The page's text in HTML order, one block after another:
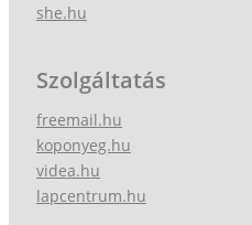
she.hu
Szolgáltatás
freemail.hu
koponyeg.hu
videa.hu
lapcentrum.hu